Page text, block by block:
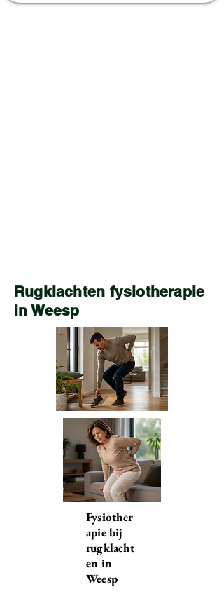
Rugklachten fysiotherapie
in Weesp
Fysiother
apie bij
rugklacht
en in
Weesp